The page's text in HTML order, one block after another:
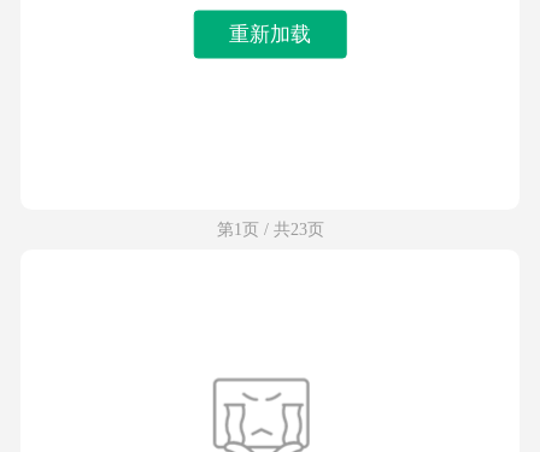
重新加载
第1页 / 共23页